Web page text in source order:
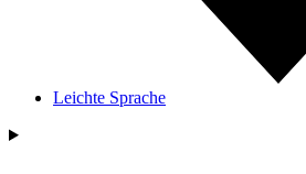
Leichte Sprache